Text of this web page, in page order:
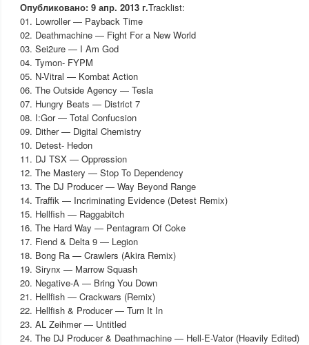
Опубликовано: 9 апр. 2013 г.Tracklist:
01. Lowroller — Payback Time
02. Deathmachine — Fight For a New World
03. Sei2ure — I Am God
04. Tymon- FYPM
05. N-Vitral — Kombat Action
06. The Outside Agency — Tesla
07. Hungry Beats — District 7
08. I:Gor — Total Confucsion
09. Dither — Digital Chemistry
10. Detest- Hedon
11. DJ TSX — Oppression
12. The Mastery — Stop To Dependency
13. The DJ Producer — Way Beyond Range
14. Traffik — Incriminating Evidence (Detest Remix)
15. Hellfish — Raggabitch
16. The Hard Way — Pentagram Of Coke
17. Fiend & Delta 9 — Legion
18. Bong Ra — Crawlers (Akira Remix)
19. Sirynx — Marrow Squash
20. Negative-A — Bring You Down
21. Hellfish — Crackwars (Remix)
22. Hellfish & Producer — Turn It In
23. AL Zeihmer — Untitled
24. The DJ Producer & Deathmachine — Hell-E-Vator (Heavily Edited)